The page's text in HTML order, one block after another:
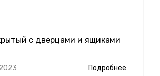
с дверцами и ящиками
Подробнее